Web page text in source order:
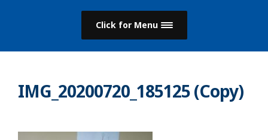
Click for Menu
IMG_20200720_185125 (Copy)